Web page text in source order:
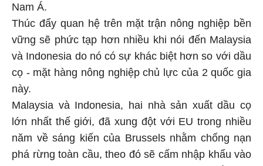
Nam Á.
Thúc đẩy quan hệ trên mặt trận nông nghiệp bền
vững sẽ phức tạp hơn nhiều khi nói đến Malaysia
và Indonesia do nó có sự khác biệt hơn so với dầu
cọ - mặt hàng nông nghiệp chủ lực của 2 quốc gia
này.
Malaysia và Indonesia, hai nhà sản xuất dầu cọ
lớn nhất thế giới, đã xung đột với EU trong nhiều
năm về sáng kiến của Brussels nhằm chống nạn
phá rừng toàn cầu, theo đó sẽ cấm nhập khẩu vào